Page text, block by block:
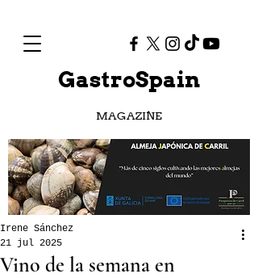
GastroSpain
MAGAZINE
Vino de la semana en
Irene Sánchez
21 jul 2025